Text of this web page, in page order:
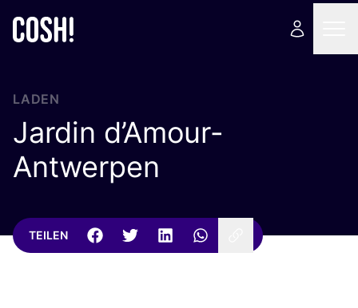
LADEN
Jardin d’Amour-
Antwerpen
TEILEN